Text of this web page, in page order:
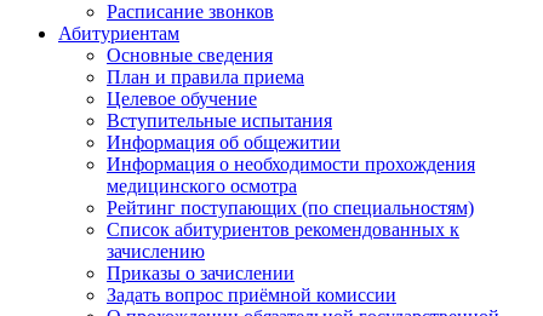
Расписание звонков
Абитуриентам
Основные сведения
План и правила приема
Целевое обучение
Вступительные испытания
Информация об общежитии
Информация о необходимости прохождения
медицинского осмотра
Рейтинг поступающих (по специальностям)
Список абитуриентов рекомендованных к
зачислению
Приказы о зачислении
Задать вопрос приёмной комиссии